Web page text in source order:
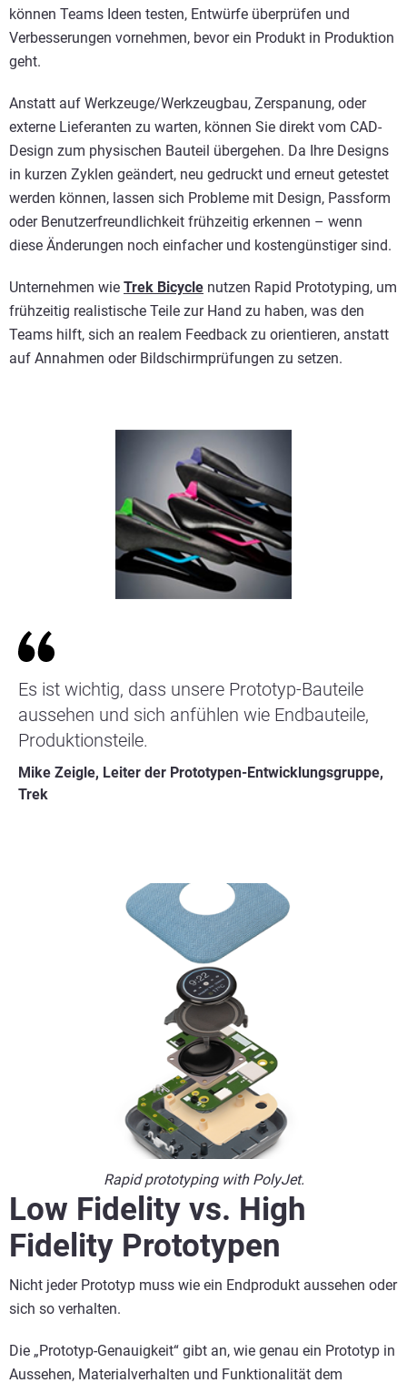
können Teams Ideen testen, Entwürfe überprüfen und
Verbesserungen vornehmen, bevor ein Produkt in Produktion
geht.
Anstatt auf Werkzeuge/Werkzeugbau, Zerspanung, oder
externe Lieferanten zu warten, können Sie direkt vom CAD-
Design zum physischen Bauteil übergehen. Da Ihre Designs
in kurzen Zyklen geändert, neu gedruckt und erneut getestet
werden können, lassen sich Probleme mit Design, Passform
oder Benutzerfreundlichkeit frühzeitig erkennen – wenn
diese Änderungen noch einfacher und kostengünstiger sind.
Unternehmen wie Trek Bicycle nutzen Rapid Prototyping, um
frühzeitig realistische Teile zur Hand zu haben, was den
Teams hilft, sich an realem Feedback zu orientieren, anstatt
auf Annahmen oder Bildschirmprüfungen zu setzen.
Es ist wichtig, dass unsere Prototyp-Bauteile
aussehen und sich anfühlen wie Endbauteile,
Produktionsteile.
Mike Zeigle, Leiter der Prototypen-Entwicklungsgruppe,
Trek
Rapid prototyping with PolyJet.
Low Fidelity vs. High
Fidelity Prototypen
Nicht jeder Prototyp muss wie ein Endprodukt aussehen oder
sich so verhalten.
Die „Prototyp-Genauigkeit“ gibt an, wie genau ein Prototyp in
Aussehen, Materialverhalten und Funktionalität dem